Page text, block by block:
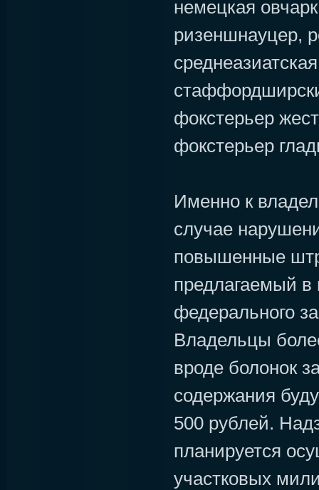
немецкая
ризеншнауцер,
фокстерьер
фокстерьер
Именно к
случае
повышенные
предлагаемый в
федерального
Владельцы
вроде болонок
содержания
500 рублей.
планируется
участковых